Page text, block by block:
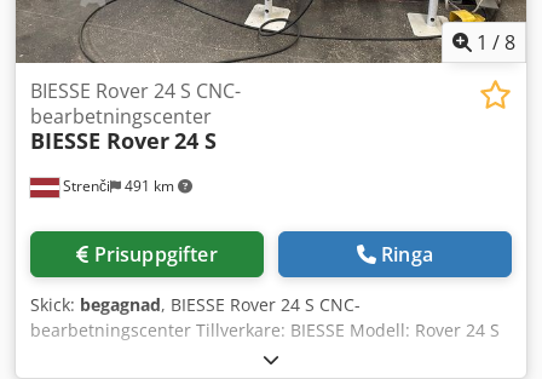
1 /8
Strenči 491 km
BIESSE Rover 24 S CNC-
bearbetningscenter
BIESSE Rover24 S
Prisuppgifter Ringa
Skick: begagnad, BIESSE Rover 24 S CNC-
bearbetningscenter Tillverkare: BIESSE Modell: Rover 24 S
År: 2001 Serienummer: 16171 Spänningsförsörjning: 230 V